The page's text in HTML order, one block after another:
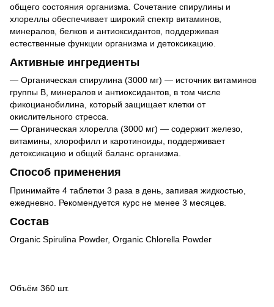
общего состояния организма. Сочетание спирулины и
хлореллы обеспечивает широкий спектр витаминов,
минералов, белков и антиоксидантов, поддерживая
естественные функции организма и детоксикацию.
Активные ингредиенты
— Органическая спирулина (3000 мг) — источник витаминов
группы B, минералов и антиоксидантов, в том числе
фикоцианобилина, который защищает клетки от
окислительного стресса.
— Органическая хлорелла (3000 мг) — содержит железо,
витамины, хлорофилл и каротиноиды, поддерживает
детоксикацию и общий баланс организма.
Способ применения
Принимайте 4 таблетки 3 раза в день, запивая жидкостью,
ежедневно. Рекомендуется курс не менее 3 месяцев.
Состав
Organic Spirulina Powder, Organic Chlorella Powder
Объём 360 шт.